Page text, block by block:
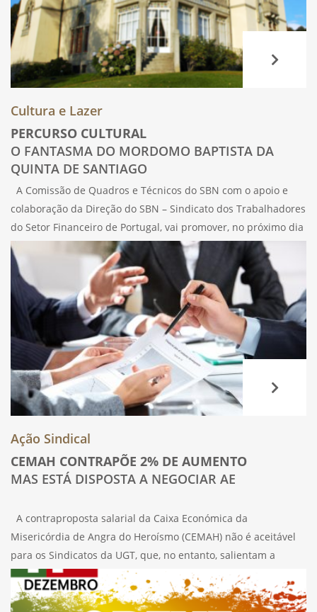
Cultura e Lazer
PERCURSO CULTURAL
O FANTASMA DO MORDOMO BAPTISTA DA
QUINTA DE SANTIAGO
A Comissão de Quadros e Técnicos do SBN com o apoio e
colaboração da Direção do SBN – Sindicato dos Trabalhadores
do Setor Financeiro de Portugal, vai promover, no próximo dia
10 de janeiro, sábado, às 18h, os seus
Ação Sindical
CEMAH CONTRAPÕE 2% DE AUMENTO
MAS ESTÁ DISPOSTA A NEGOCIAR AE
A contraproposta salarial da Caixa Económica da
Misericórdia de Angra do Heroísmo (CEMAH) não é aceitável
para os Sindicatos da UGT, que, no entanto, salientam a
disponibilidade de negociação. A resposta da CEMAH à
proposta de revisão do AE